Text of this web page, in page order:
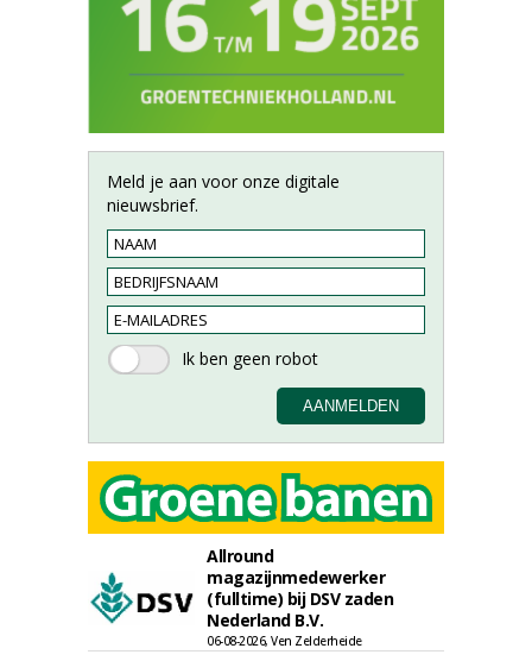
Meld je aan voor onze digitale
nieuwsbrief.
Allround
magazijnmedewerker
(fulltime) bij DSV zaden
Nederland B.V.
06-08-2026, Ven Zelderheide